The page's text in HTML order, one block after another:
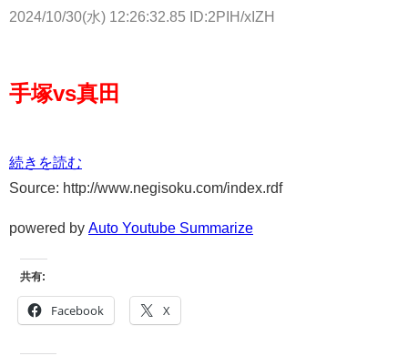
2024/10/30(水) 12:26:32.85 ID:2PIH/xIZH
手塚vs真田
続きを読む
Source: http://www.negisoku.com/index.rdf
powered by Auto Youtube Summarize
共有:
Facebook X